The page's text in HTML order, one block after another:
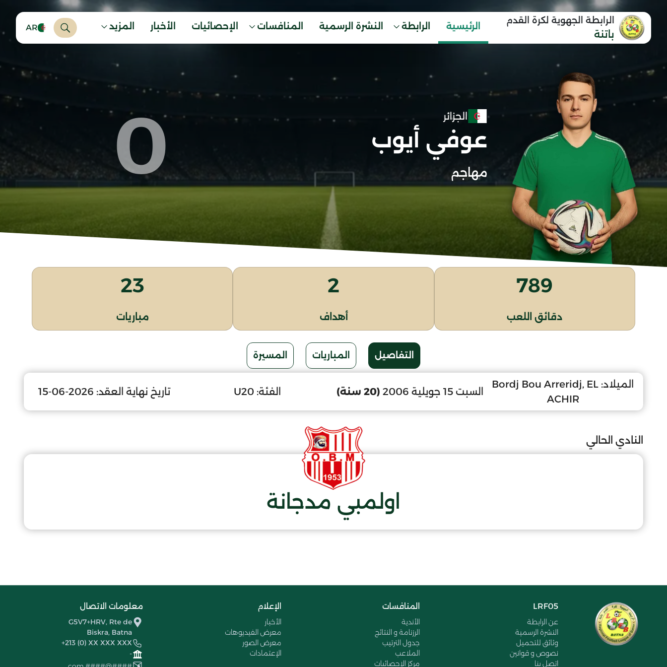
الرابطة الجهوية لكرة القدم
باتنة
الرئيسية الرابطة النشرة الرسمية المنافسات الإحصائيات الأخبار المزيد AR
الجزائر
عوفي أيوب
مهاجم 0
789
دقائق اللعب
2
أهداف
23
مباريات
التفاصيل المباريات المسيرة
الميلاد: Bordj Bou Arreridj, EL
ACHIR
السبت 15 جويلية 2006 (20 سنة) الفئة: U20 تاريخ نهاية العقد: 2026-06-15
النادي الحالي
اولمبي مدجانة
LRF05
عن الرابطة
النشرة الرسمية
وثائق للتحميل
نصوص و قوانين
اتصل بنا
المنافسات
الأندية
الرزنامة و النتائج
جدول الترتيب
الملاعب
مركز الإحصائيات
الإعلام
الأخبار
معرض الفيديوهات
معرض الصور
الإعتمادات
معلومات الاتصال
G5V7+HRV, Rte de
Biskra, Batna
+213 (0) XX XXX XXX
-